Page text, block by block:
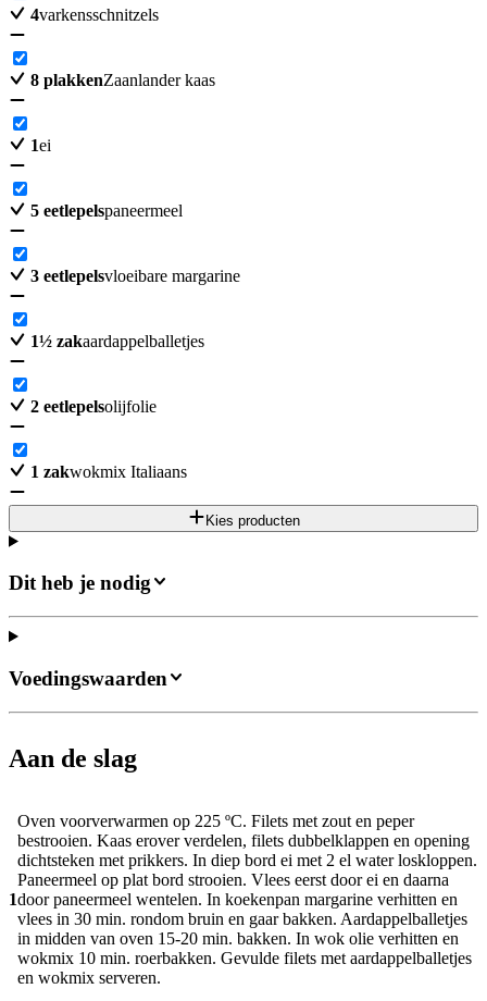
4varkensschnitzels
8 plakkenZaanlander kaas
1ei
5 eetlepelspaneermeel
3 eetlepelsvloeibare margarine
1½ zakaardappelballetjes
2 eetlepelsolijfolie
1 zakwokmix Italiaans
Kies producten
Dit heb je nodig
Aan de slag
1
Oven voorverwarmen op 225 ºC. Filets met zout en peper
bestrooien. Kaas erover verdelen, filets dubbelklappen en opening
dichtsteken met prikkers. In diep bord ei met 2 el water loskloppen.
Paneermeel op plat bord strooien. Vlees eerst door ei en daarna
door paneermeel wentelen. In koekenpan margarine verhitten en
vlees in 30 min. rondom bruin en gaar bakken. Aardappelballetjes
in midden van oven 15-20 min. bakken. In wok olie verhitten en
wokmix 10 min. roerbakken. Gevulde filets met aardappelballetjes
en wokmix serveren.
Voedingswaarden